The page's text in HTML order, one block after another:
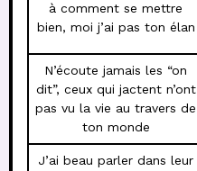
à comment se mettre
bien, moi j’ai pas ton élan
N’écoute jamais les “on
dit”, ceux qui jactent n’ont
pas vu la vie au travers de
ton monde
J’ai beau parler dans leur